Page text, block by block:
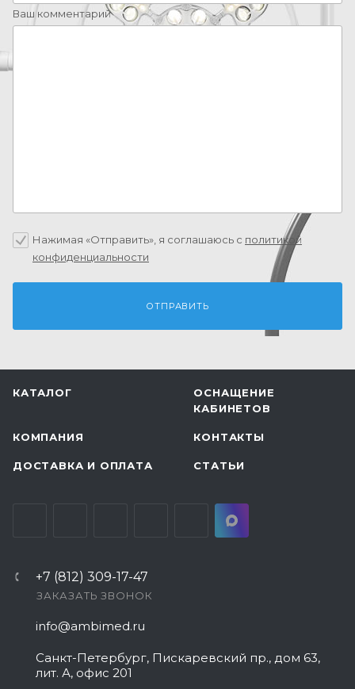
Ваш комментарий
Нажимая «Отправить», я соглашаюсь c политикой
конфиденциальности
КАТАЛОГ
ОСНАЩЕНИЕ
КАБИНЕТОВ
КОМПАНИЯ КОНТАКТЫ
ДОСТАВКА И ОПЛАТА СТАТЬИ
+7 (812) 309-17-47
ЗАКАЗАТЬ ЗВОНОК
info@ambimed.ru
Санкт-Петербург, Пискаревский пр., дом 63,
лит. А, офис 201